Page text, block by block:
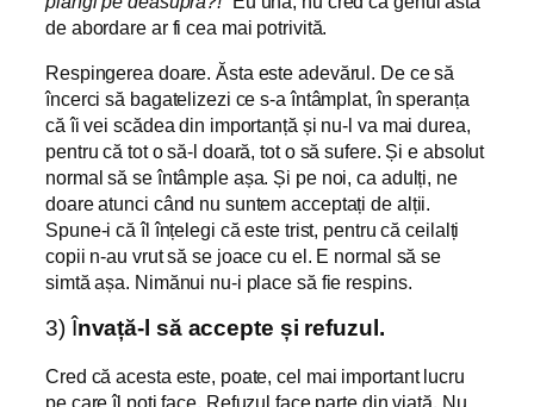
de abordare ar fi cea mai potrivită.
Respingerea doare. Ăsta este adevărul. De ce să
încerci să bagatelizezi ce s-a întâmplat, în speranța
că îi vei scădea din importanță și nu-l va mai durea,
pentru că tot o să-l doară, tot o să sufere. Și e absolut
normal să se întâmple așa. Și pe noi, ca adulți, ne
doare atunci când nu suntem acceptați de alții.
Spune-i că îl înțelegi că este trist, pentru că ceilalți
copii n-au vrut să se joace cu el. E normal să se
simtă așa. Nimănui nu-i place să fie respins.
3) Învață-l să accepte și refuzul.
Cred că acesta este, poate, cel mai important lucru
pe care îl poți face. Refuzul face parte din viață. Nu